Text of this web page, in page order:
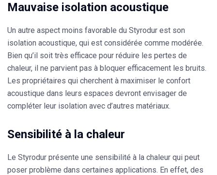
Mauvaise isolation acoustique
Un autre aspect moins favorable du Styrodur est son
isolation acoustique, qui est considérée comme modérée.
Bien qu’il soit très efficace pour réduire les pertes de
chaleur, il ne parvient pas à bloquer efficacement les bruits.
Les propriétaires qui cherchent à maximiser le confort
acoustique dans leurs espaces devront envisager de
compléter leur isolation avec d’autres matériaux.
Sensibilité à la chaleur
Le Styrodur présente une sensibilité à la chaleur qui peut
poser problème dans certaines applications. En effet, des